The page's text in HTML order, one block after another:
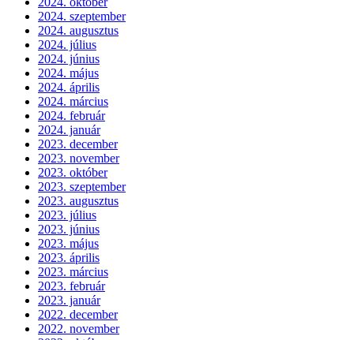
2024. szeptember
2024. augusztus
2024. július
2024. június
2024. május
2024. április
2024. március
2024. február
2024. január
2023. december
2023. november
2023. október
2023. szeptember
2023. augusztus
2023. július
2023. június
2023. május
2023. április
2023. március
2023. február
2023. január
2022. december
2022. november